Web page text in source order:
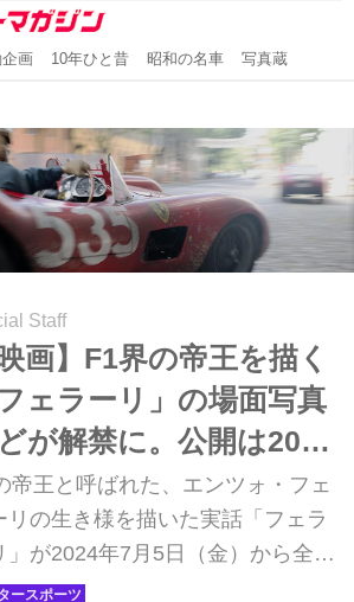
画 10年ひと昔 昭和の名車 写真蔵
Staff
映画】F1界の帝王を描く
フェラーリ」の場面写真
が解禁に。公開は2024
月5日！
帝王と呼ばれた、エンツォ・フェ
リの生き様を描いた実話「フェラ
」が2024年7月5日（金）から全国
されることは以前に当Webモータ